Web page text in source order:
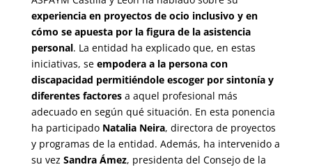
experiencia en proyectos de ocio inclusivo y en
cómo se apuesta por la figura de la asistencia
personal. La entidad ha explicado que, en estas
iniciativas, se empodera a la persona con
discapacidad permitiéndole escoger por sintonía y
diferentes factoresa aquel profesional más
adecuado en según qué situación. En esta ponencia
ha participado Natalia Neira, directora de proyectos
y programas de la entidad. Además, ha intervenido a
su vez Sandra Ámez, presidenta del Consejo de la